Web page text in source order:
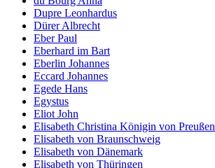
Dupre Leonhardus
Dürer Albrecht
Eber Paul
Eberhard im Bart
Eberlin Johannes
Eccard Johannes
Egede Hans
Egystus
Eliot John
Elisabeth Christina Königin von Preußen
Elisabeth von Braunschweig
Elisabeth von Dänemark
Elisabeth von Thüringen